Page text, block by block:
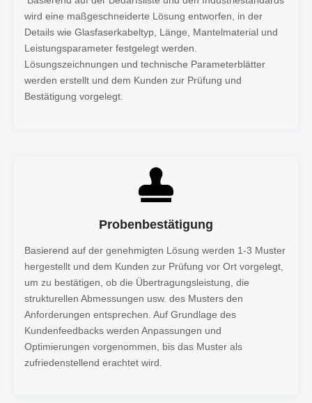
wird eine maßgeschneiderte Lösung entworfen, in der
Details wie Glasfaserkabeltyp, Länge, Mantelmaterial und
Leistungsparameter festgelegt werden.
Lösungszeichnungen und technische Parameterblätter
werden erstellt und dem Kunden zur Prüfung und
Bestätigung vorgelegt.
Probenbestätigung
Basierend auf der genehmigten Lösung werden 1-3 Muster
hergestellt und dem Kunden zur Prüfung vor Ort vorgelegt,
um zu bestätigen, ob die Übertragungsleistung, die
strukturellen Abmessungen usw. des Musters den
Anforderungen entsprechen. Auf Grundlage des
Kundenfeedbacks werden Anpassungen und
Optimierungen vorgenommen, bis das Muster als
zufriedenstellend erachtet wird.